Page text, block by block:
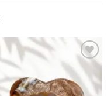
Añadir
a la
lista de
deseos